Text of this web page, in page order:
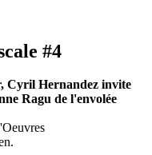
#4
Cyril Hernandez invite
Ragu de l'envolée